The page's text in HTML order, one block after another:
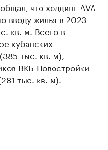
что холдинг AVA
вводу жилья в 2023
кв. м. Всего в
кубанских
тыс. кв. м),
ВКБ-Новостройки
тыс. кв. м).